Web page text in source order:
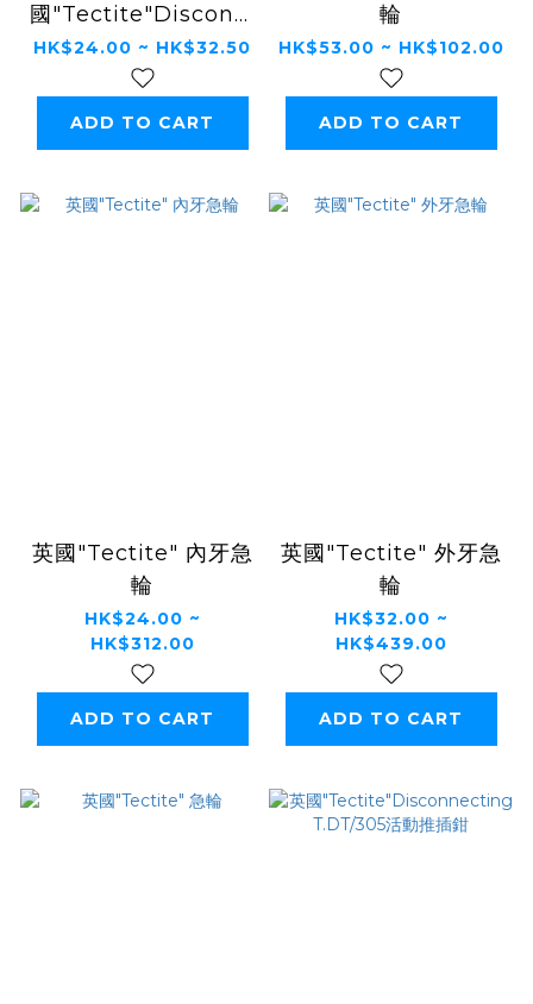
國"Tectite"Disconnecting
T.DC 膠推工具
HK$24.00 ~ HK$32.50
ADD TO CART
輪
HK$53.00 ~ HK$102.00
ADD TO CART
英國"Tectite" 內牙急
輪
HK$24.00 ~
HK$312.00
ADD TO CART
英國"Tectite" 外牙急
輪
HK$32.00 ~
HK$439.00
ADD TO CART